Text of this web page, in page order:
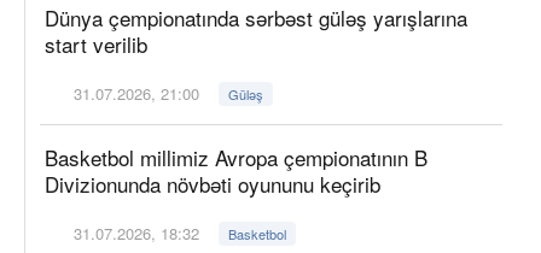
Dünya çempionatında sərbəst güləş yarışlarına
start verilib
31.07.2026, 21:00 Güləş
Basketbol millimiz Avropa çempionatının B
Divizionunda növbəti oyununu keçirib
31.07.2026, 18:32 Basketbol